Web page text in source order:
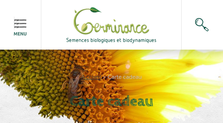
Accueil>Carte cadeau
Carte cadeau